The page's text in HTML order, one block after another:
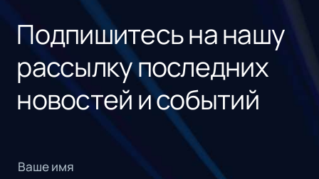
Подпишитесь на нашу
рассылку последних
новостей и событий